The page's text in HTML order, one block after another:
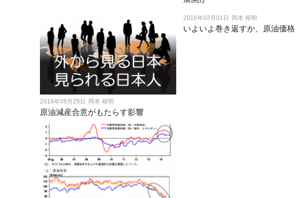
2016年09月29日 岡本 裕明
原油減産合意がもたらす影響
2016年02月01日 岡本 裕明
いよいよ巻き返すか、原油価格